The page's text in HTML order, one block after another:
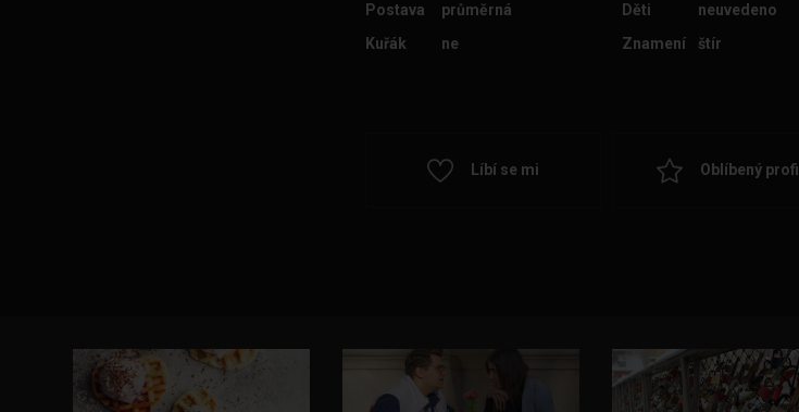
Postava
průměrná
Kuřák
ne
Děti
neuvedeno
Znamení
štír
Líbí se mi Oblíbený profil